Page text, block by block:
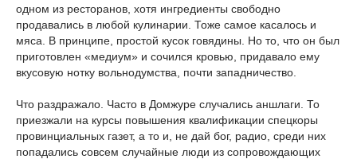
одном из ресторанов, хотя ингредиенты свободно
продавались в любой кулинарии. Тоже самое касалось и
мяса. В принципе, простой кусок говядины. Но то, что он был
приготовлен «медиум» и сочился кровью, придавало ему
вкусовую нотку вольнодумства, почти западничество.
Что раздражало. Часто в Домжуре случались аншлаги. То
приезжали на курсы повышения квалификации спецкоры
провинциальных газет, а то и, не дай бог, радио, среди них
попадались совсем случайные люди из сопровождающих